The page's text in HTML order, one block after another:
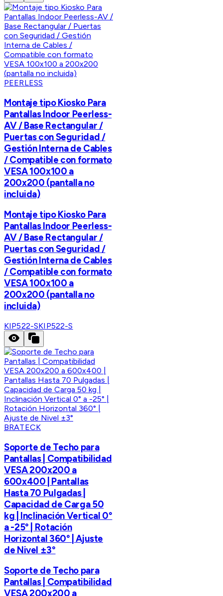
PEERLESS
Montaje tipo Kiosko Para
Pantallas Indoor Peerless-
AV / Base Rectangular /
Puertas con Seguridad /
Gestión Interna de Cables
/ Compatible con formato
VESA 100x100 a
200x200 (pantalla no
incluida)
Montaje tipo Kiosko Para
Pantallas Indoor Peerless-
AV / Base Rectangular /
Puertas con Seguridad /
Gestión Interna de Cables
/ Compatible con formato
VESA 100x100 a
200x200 (pantalla no
incluida)
KIP522-SKIP522-S
BRATECK
Soporte de Techo para
Pantallas | Compatibilidad
VESA 200x200 a
600x400 | Pantallas
Hasta 70 Pulgadas |
Capacidad de Carga 50
kg | Inclinación Vertical 0°
a -25° | Rotación
Horizontal 360° | Ajuste
de Nivel ±3°
Soporte de Techo para
Pantallas | Compatibilidad
VESA 200x200 a